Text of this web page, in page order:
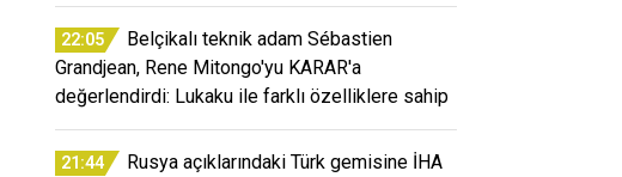
22:05
Belçikalı teknik adam Sébastien
Grandjean, Rene Mitongo'yu KARAR'a
değerlendirdi: Lukaku ile farklı özelliklere sahip
21:44
Rusya açıklarındaki Türk gemisine İHA